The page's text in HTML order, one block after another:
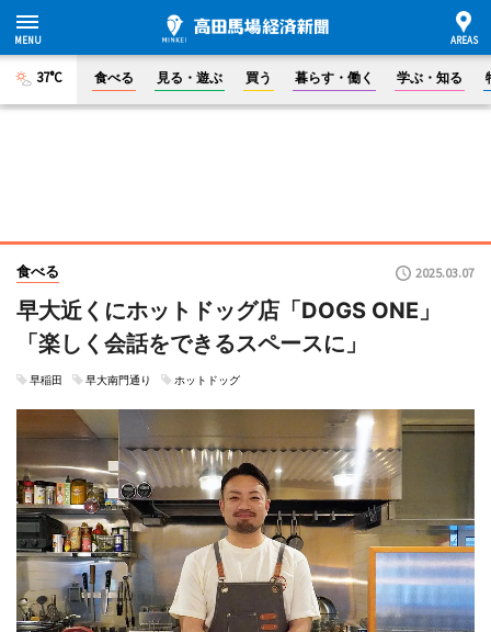
37°C 食べる 見る・遊ぶ 買う 暮らす・働く 学ぶ・知る
食べる 2025.03.07
早大近くにホットドッグ店「DOGS ONE」
「楽しく会話をできるスペースに」
早稲田 早大南門通り ホットドッグ